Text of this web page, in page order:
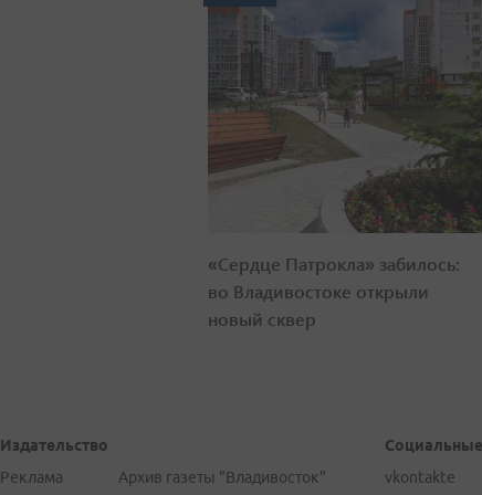
«Сердце Патрокла» забилось:
во Владивостоке открыли
новый сквер
Издательство
Реклама
Архив газеты "Владивосток"
Социальные
vkontakte